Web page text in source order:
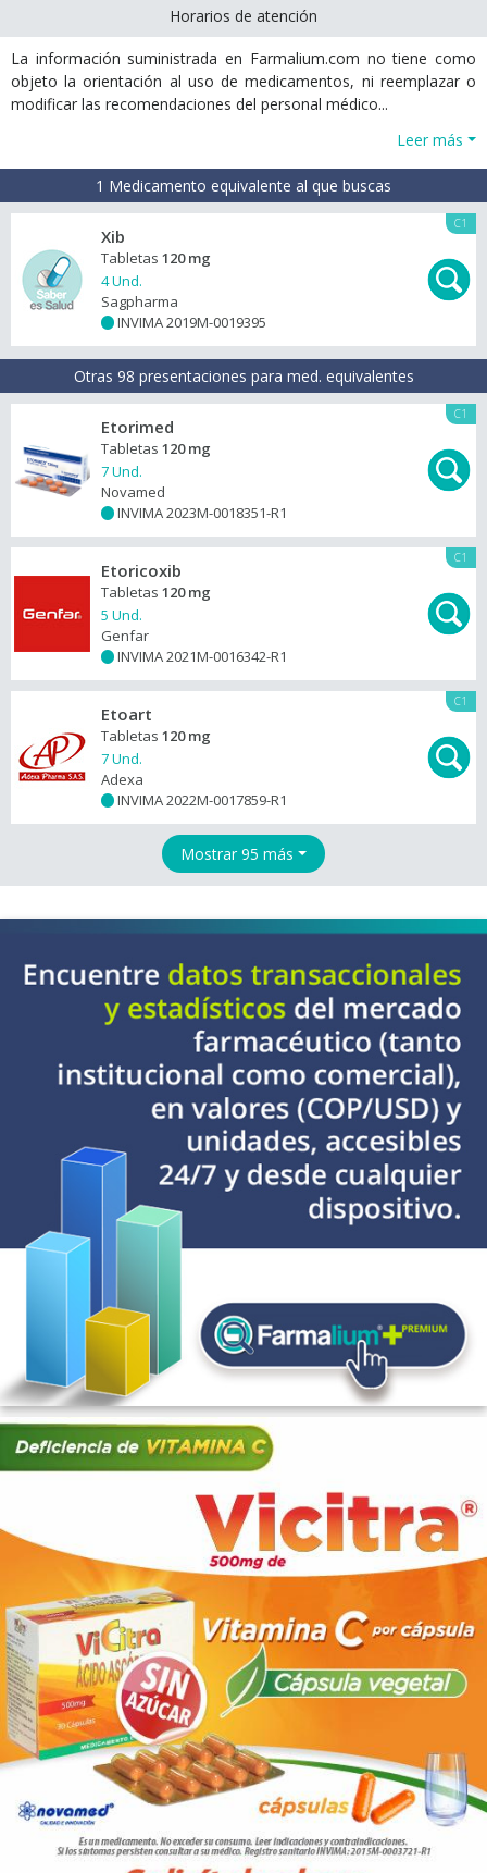
Horarios de atención
La información suministrada en Farmalium.com no tiene como
objeto la orientación al uso de medicamentos, ni reemplazar o
modificar las recomendaciones del personal médico...
Leer más
1 Medicamento equivalente al que buscas
C1
Xib
Tabletas 120 mg
4 Und.
Sagpharma
INVIMA 2019M-0019395
Otras 98 presentaciones para med. equivalentes
C1
Etorimed
Tabletas 120 mg
7 Und.
Novamed
INVIMA 2023M-0018351-R1
C1
Etoricoxib
Tabletas 120 mg
5 Und.
Genfar
INVIMA 2021M-0016342-R1
C1
Etoart
Tabletas 120 mg
7 Und.
Adexa
INVIMA 2022M-0017859-R1
Mostrar 95 más